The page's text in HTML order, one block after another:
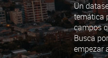
Un
temática
campos
Busca
empezar